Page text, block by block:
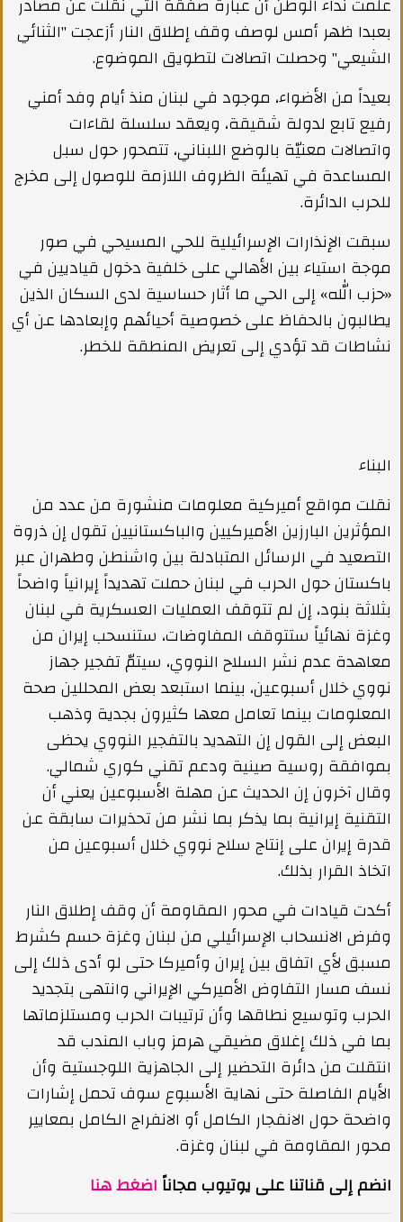
علمت نداء الوطن أن عبارة صفقة التي نقلت عن مصادر
بعبدا ظهر أمس لوصف وقف إطلاق النار أزعجت "الثنائي
الشيعي" وحصلت اتصالات لتطويق الموضوع.
بعيداً من الأضواء، موجود في لبنان منذ أيام وفد أمني
رفيع تابع لدولة شقيقة، ويعقد سلسلة لقاءات
واتصالات معنيّة بالوضع اللبناني، تتمحور حول سبل
المساعدة في تهيئة الظروف اللازمة للوصول إلى مخرج
للحرب الدائرة.
سبقت الإنذارات الإسرائيلية للحي المسيحي في صور
موجة استياء بين الأهالي على خلفية دخول قياديين في
«حزب الله» إلى الحي ما أثار حساسية لدى السكان الذين
يطالبون بالحفاظ على خصوصية أحيائهم وإبعادها عن أي
نشاطات قد تؤدي إلى تعريض المنطقة للخطر.
البناء
نقلت مواقع أميركية معلومات منشورة من عدد من
المؤثرين البارزين الأميركيين والباكستانيين تقول إن ذروة
التصعيد في الرسائل المتبادلة بين واشنطن وطهران عبر
باكستان حول الحرب في لبنان حملت تهديداً إيرانياً واضحاً
بثلاثة بنود، إن لم تتوقف العمليات العسكرية في لبنان
وغزة نهائياً ستتوقف المفاوضات، ستنسحب إيران من
معاهدة عدم نشر السلاح النووي، سيتمّ تفجير جهاز
نووي خلال أسبوعين، بينما استبعد بعض المحللين صحة
المعلومات بينما تعامل معها كثيرون بجدية وذهب
البعض إلى القول إن التهديد بالتفجير النووي يحظى
بموافقة روسية صينية ودعم تقني كوري شمالي.
وقال آخرون إن الحديث عن مهلة الأسبوعين يعني أن
التقنية إيرانية بما يذكر بما نشر من تحذيرات سابقة عن
قدرة إيران على إنتاج سلاح نووي خلال أسبوعين من
اتخاذ القرار بذلك.
أكدت قيادات في محور المقاومة أن وقف إطلاق النار
وفرض الانسحاب الإسرائيلي من لبنان وغزة حسم كشرط
مسبق لأي اتفاق بين إيران وأميركا حتى لو أدى ذلك إلى
نسف مسار التفاوض الأميركي الإيراني وانتهى بتجديد
الحرب وتوسيع نطاقها وأن ترتيبات الحرب ومستلزماتها
بما في ذلك إغلاق مضيقي هرمز وباب المندب قد
انتقلت من دائرة التحضير إلى الجاهزية اللوجستية وأن
الأيام الفاصلة حتى نهاية الأسبوع سوف تحمل إشارات
واضحة حول الانفجار الكامل أو الانفراج الكامل بمعايير
محور المقاومة في لبنان وغزة.
انضم إلى قناتنا على يوتيوب مجاناً اضغط هنا